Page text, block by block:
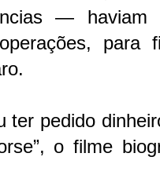
— haviam
para
ter pedido
o filme